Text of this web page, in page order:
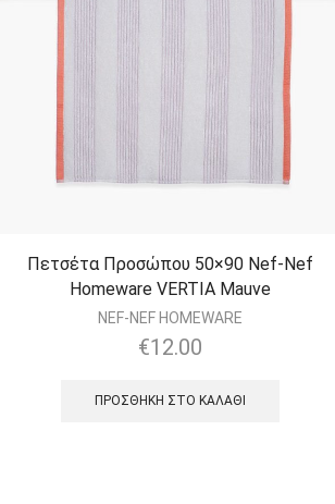
Πετσέτα Προσώπου 50×90 Nef-Nef
Homeware VERTIA Mauve
NEF-NEF HOMEWARE
€12.00
ΠΡΟΣΘΉΚΗ ΣΤΟ ΚΑΛΆΘΙ